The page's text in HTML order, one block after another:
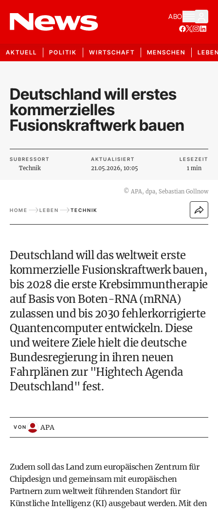
ABO
AKTUELL POLITIK WIRTSCHAFT MENSCHEN
Deutschland will erstes
kommerzielles
Fusionskraftwerk bauen
SUBRESSORT
Technik
AKTUALISIERT
21.05.2026, 10:05
LESEZEIT
1 min
© APA, dpa, Sebastian Gollnow
HOME LEBEN TECHNIK
Deutschland will das weltweit erste
kommerzielle Fusionskraftwerk bauen,
bis 2028 die erste Krebsimmuntherapie
auf Basis von Boten-RNA (mRNA)
zulassen und bis 2030 fehlerkorrigierte
Quantencomputer entwickeln. Diese
und weitere Ziele hielt die deutsche
Bundesregierung in ihren neuen
Fahrplänen zur "Hightech Agenda
Deutschland" fest.
VON APA
Zudem soll das Land zum europäischen Zentrum für
Chipdesign und gemeinsam mit europäischen
Partnern zum weltweit führenden Standort für
Künstliche Intelligenz (KI) ausgebaut werden. Mit den